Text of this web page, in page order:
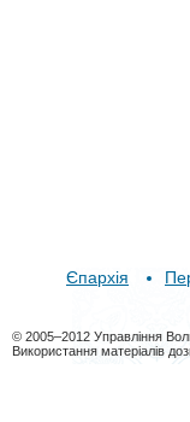
Єпархія
© 2005–2012 Управління
Використання матеріалів